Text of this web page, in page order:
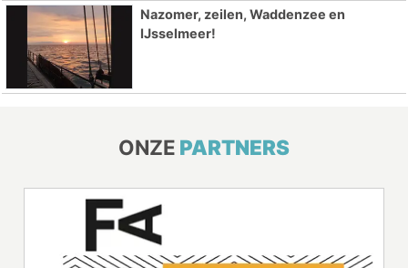
Nazomer, zeilen, Waddenzee en
IJsselmeer!
ONZE PARTNERS